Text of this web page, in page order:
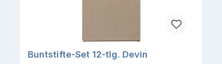
Buntstifte-Set 12-tlg. Devin